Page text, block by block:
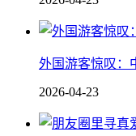
外国游客惊叹：
2026-04-23